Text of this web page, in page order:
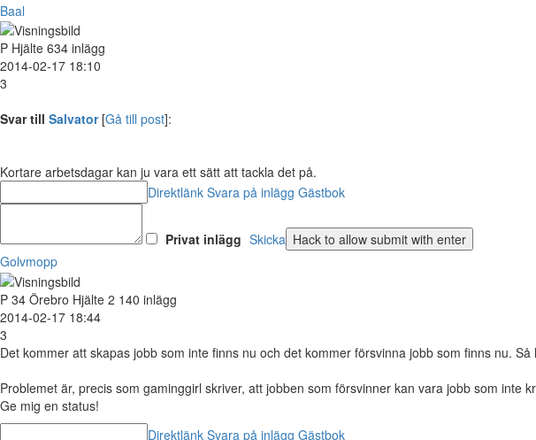
Baal
P Hjälte 634 inlägg
2014-02-17 18:10
3
Svar till Salvator[Gå till post]:
Kortare arbetsdagar kan ju vara ett sätt att tackla det på.
Direktlänk Svara på inlägg Gästbok
Privat inlägg Skicka
Golvmopp
P 34 Örebro Hjälte 2 140 inlägg
2014-02-17 18:44
3
Det kommer att skapas jobb som inte finns nu och det kommer försvinna jobb som finns nu.
Problemet är, precis som gaminggirl skriver, att jobben som försvinner kan vara jobb som
Ge mig en status!
Direktlänk Svara på inlägg Gästbok